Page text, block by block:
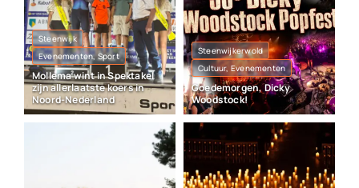
Steenwijk
Evenementen, Sport
Mollema wint in Spektakel
zijn allerlaatste koers in
Noord-Nederland
Steenwijkerwold
Cultuur, Evenementen
Goedemorgen, Dicky
Woodstock!